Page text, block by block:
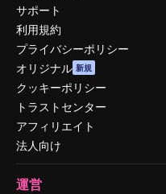
サポート
利用規約
プライバシーポリシー
オリジナル 新規
クッキーポリシー
トラストセンター
アフィリエイト
法人向け
運営